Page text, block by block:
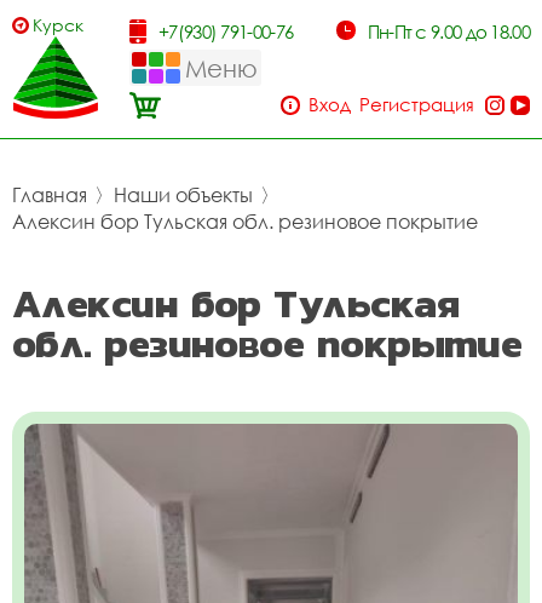
Курск +7(930) 791-00-76 Пн-Пт с 9.00 до 18.00
Меню
Вход Регистрация
Главная 〉 Наши объекты 〉
Алексин бор Тульская обл. резиновое покрытие
Алексин бор Тульская
обл. резиновое покрытие